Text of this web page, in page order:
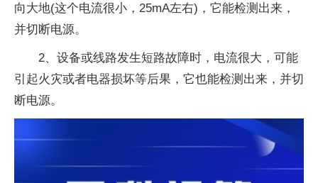
向大地(这个电流很小，25mA左右)，它能检测出来，
并切断电源。
2、设备或线路发生短路故障时，电流很大，可能
引起火灾或者电器损坏等后果，它也能检测出来，并切
断电源。